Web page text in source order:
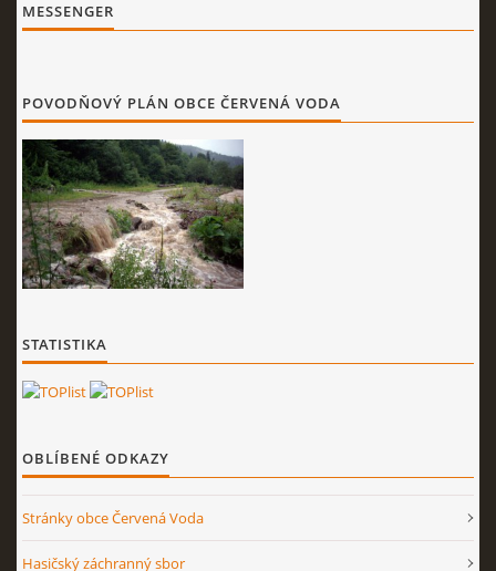
MESSENGER
POVODŇOVÝ PLÁN OBCE ČERVENÁ VODA
STATISTIKA
OBLÍBENÉ ODKAZY
Stránky obce Červená Voda
Hasičský záchranný sbor